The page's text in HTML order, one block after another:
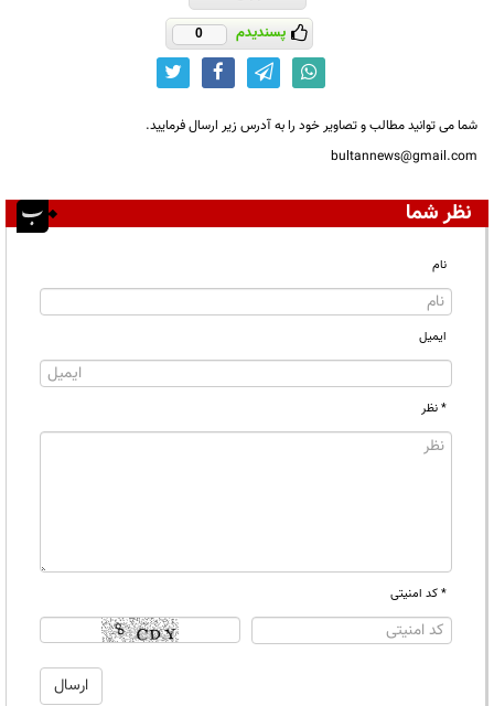
پسندیدم 0
شما می توانید مطالب و تصاویر خود را به آدرس زیر ارسال فرمایید.
bultannews@gmail.com
نظر شما
نام
ایمیل
* نظر
* کد امنیتی